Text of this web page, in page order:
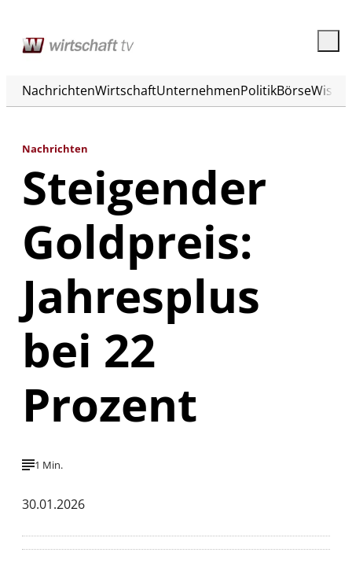
NachrichtenWirtschaftUnternehmenPolitikBörse
Nachrichten
Steigender
Goldpreis:
Jahresplus
bei 22
Prozent
1 Min.
30.01.2026